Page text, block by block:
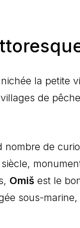
nichée la petite
de
de
Omiš est le
sous-